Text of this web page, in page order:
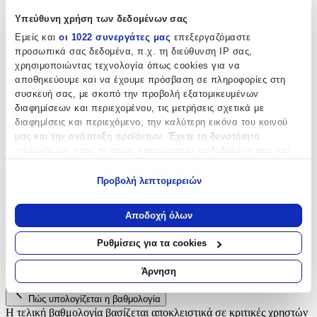
Υπεύθυνη χρήση των δεδομένων σας
Εμείς και οι 1022 συνεργάτες μας επεξεργαζόμαστε
προσωπικά σας δεδομένα, π.χ. τη διεύθυνση IP σας,
χρησιμοποιώντας τεχνολογία όπως cookies για να
αποθηκεύουμε και να έχουμε πρόσβαση σε πληροφορίες στη
συσκευή σας, με σκοπό την προβολή εξατομικευμένων
διαφημίσεων και περιεχομένου, τις μετρήσεις σχετικά με
διαφημίσεις και περιεχόμενο, την καλύτερη εικόνα του κοινού
μας και την ανάπτυξη προϊόντων. Έχετε τη δυνατότητα
Να συλλέξουμε πληροφορίες σχετικά με τη γεωγραφική
σας τοποθεσία, οι οποίες μπορεί να είναι ακριβείς σε
απόσταση μερικών μέτρων
Να αναγνωρίσουμε τη συσκευή σας σαρώνοντας ενεργά
για συγκεκριμένα χαρακτηριστικά (δακτυλικό αποτύπωμα)
Μάθετε περισσότερα σχετικά με τον τρόπο επεξεργασίας των
προσωπικών σας δεδομένων και καθορίστε τις προτιμήσεις σας
στηνενότητα “Λεπτομέρειες”. Μπορείτε να αλλάξετε ή να
Προβολή λεπτομερειών
Αποδοχή όλων
Ρυθμίσεις για τα cookies
Άρνηση
Τύπος:
Κορδόνι Λαιμού
Υλικό:
Υφασμάτινο
Χρώμα:
Λευκό
Αξιολογήσεις
Προς το παρόν δεν υπάρχουν άλλες αξιολογήσεις. Όταν
προστεθούν, θα εμφανιστούν εδώ.
Πώς υπολογίζεται η βαθμολογία
Η τελική βαθμολογία βασίζεται αποκλειστικά σε κριτικές χρηστών